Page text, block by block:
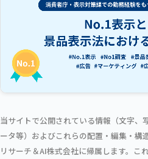
当サイトで公開されている情報（文字、
ータ等）およびこれらの配置・編集・構
リサーチ＆AI株式会社に帰属します。こ